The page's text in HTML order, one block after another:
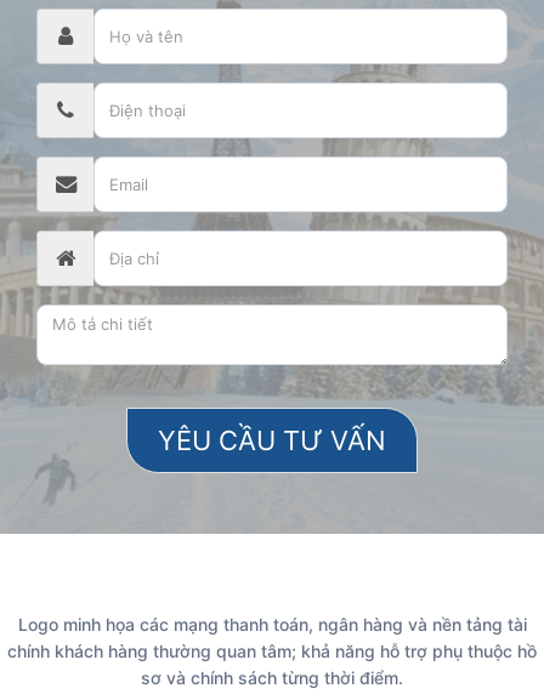
Logo minh họa các mạng thanh toán, ngân hàng và nền tảng tài
chính khách hàng thường quan tâm; khả năng hỗ trợ phụ thuộc hồ
sơ và chính sách từng thời điểm.